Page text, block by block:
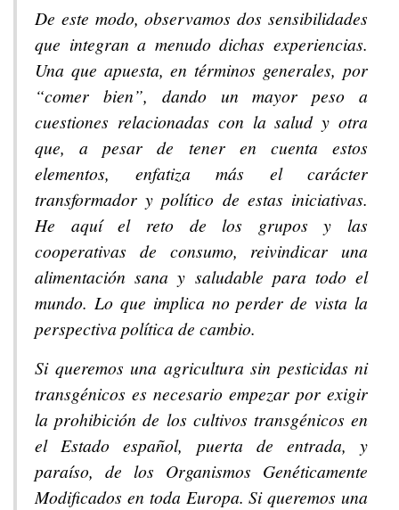
De este modo, observamos dos sensibilidades
que integran a menudo dichas experiencias.
Una que apuesta, en términos generales, por
“comer bien”, dando un mayor peso a
cuestiones relacionadas con la salud y otra
que, a pesar de tener en cuenta estos
elementos, enfatiza más el carácter
transformador y político de estas iniciativas.
He aquí el reto de los grupos y las
cooperativas de consumo, reivindicar una
alimentación sana y saludable para todo el
mundo. Lo que implica no perder de vista la
perspectiva política de cambio.
Si queremos una agricultura sin pesticidas ni
transgénicos es necesario empezar por exigir
la prohibición de los cultivos transgénicos en
el Estado español, puerta de entrada, y
paraíso, de los Organismos Genéticamente
Modificados en toda Europa. Si queremos una